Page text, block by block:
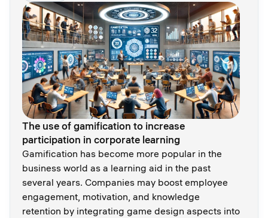
The use of gamification to increase
participation in corporate learning
Gamification has become more popular in the
business world as a learning aid in the past
several years. Companies may boost employee
engagement, motivation, and knowledge
retention by integrating game design aspects into